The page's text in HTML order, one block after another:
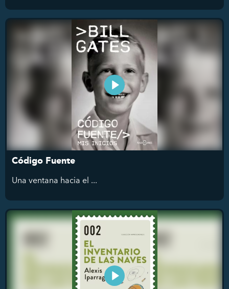
Código Fuente
Una ventana hacia el ...